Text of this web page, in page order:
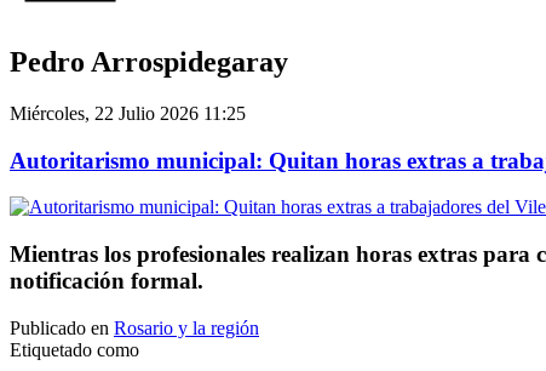
Pedro Arrospidegaray
Miércoles, 22 Julio 2026 11:25
Autoritarismo municipal: Quitan horas extras a
Mientras los profesionales realizan horas extras
notificación formal.
Publicado en Rosario y la región
Etiquetado como